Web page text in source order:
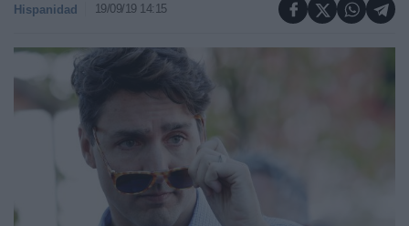
Hispanidad 19/09/19 14:15